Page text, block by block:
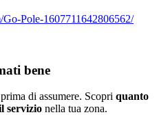
Pole-1607711642806562/
bene
di assumere. Scopri quanto
servizio nella tua zona.